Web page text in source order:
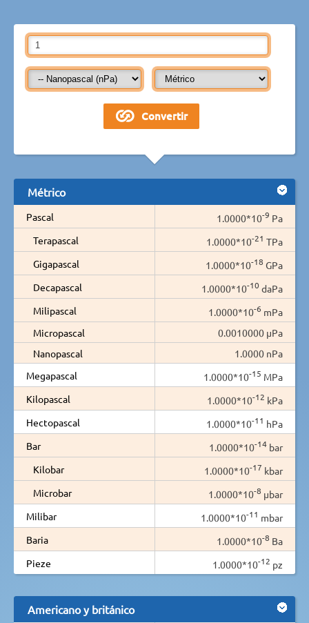
Métrico
Pascal 1.0000*10-9 Pa
Terapascal
1.0000*10-21 TPa
Gigapascal
1.0000*10-18 GPa
Decapascal
1.0000*10-10 daPa
Milipascal
1.0000*10-6 mPa
Micropascal
0.0010000 µPa
Nanopascal
1.0000 nPa
Megapascal
1.0000*10-15 MPa
Kilopascal
1.0000*10-12 kPa
Hectopascal
1.0000*10-11 hPa
Bar
1.0000*10-14 bar
Kilobar
1.0000*10-17 kbar
Microbar
1.0000*10-8 µbar
Milibar
1.0000*10-11 mbar
Baria
1.0000*10-8 Ba
Pieze
1.0000*10-12 pz
Americano y británico